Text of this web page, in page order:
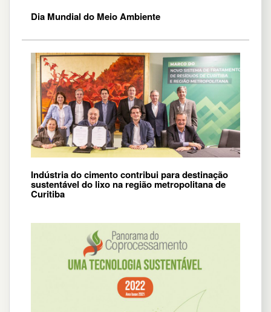
Dia Mundial do Meio Ambiente
Indústria do cimento contribui para destinação
sustentável do lixo na região metropolitana de
Curitiba